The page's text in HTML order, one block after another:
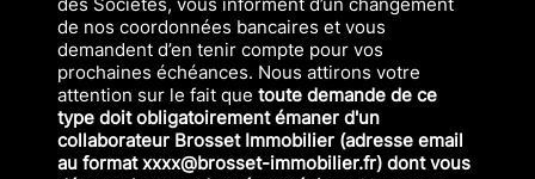
de nos coordonnées bancaires et vous
demandent d’en tenir compte pour vos
prochaines échéances. Nous attirons votre
attention sur le fait que toute demande de ce
type doit obligatoirement émaner d'un
collaborateur Brosset Immobilier (adresse email
au format xxxx@brosset-immobilier.fr) dont vous